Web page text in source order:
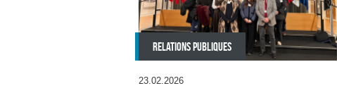
RELATIONS PUBLIQUES
23.02.2026